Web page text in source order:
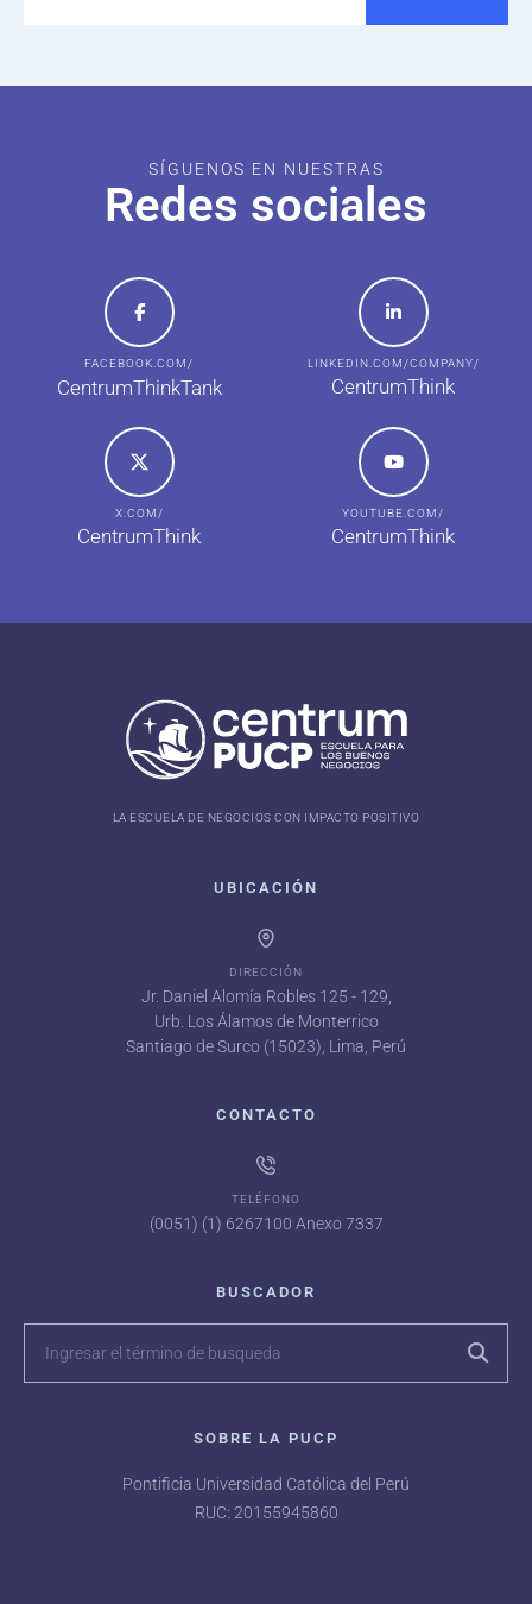
SÍGUENOS EN NUESTRAS
Redes sociales
FACEBOOK.COM/
CentrumThinkTank
LINKEDIN.COM/COMPANY/
CentrumThink
X.COM/
CentrumThink
YOUTUBE.COM/
CentrumThink
LA ESCUELA DE NEGOCIOS CON IMPACTO POSITIVO
UBICACIÓN
DIRECCIÓN
Jr. Daniel Alomía Robles 125 - 129,
Urb. Los Álamos de Monterrico
Santiago de Surco (15023), Lima, Perú
CONTACTO
TELÉFONO
(0051) (1) 6267100 Anexo 7337
BUSCADOR
SOBRE LA PUCP
Pontificia Universidad Católica del Perú
RUC: 20155945860